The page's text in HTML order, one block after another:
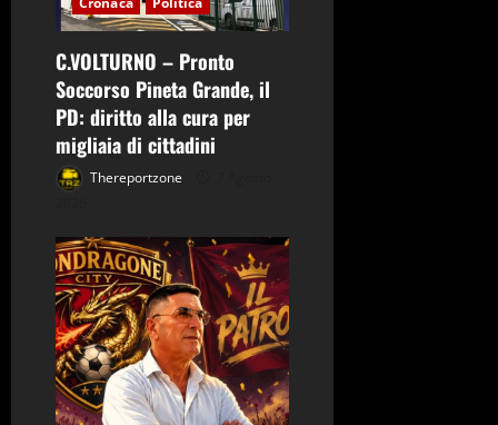
c
o
l
o
C.VOLTURNO – Pronto
Soccorso Pineta Grande, il
PD: diritto alla cura per
migliaia di cittadini
Thereportzone